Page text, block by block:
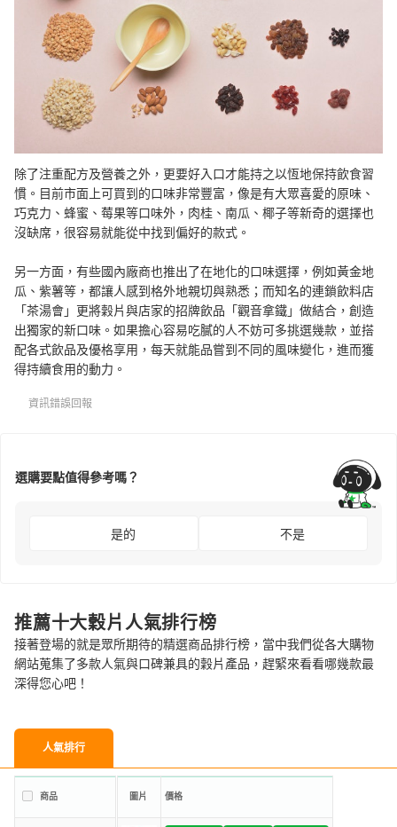
除了注重配方及營養之外，更要好入口才能持之以恆地保持飲食習
慣。目前市面上可買到的口味非常豐富，像是有大眾喜愛的原味、
巧克力、蜂蜜、莓果等口味外，肉桂、南瓜、椰子等新奇的選擇也
沒缺席，很容易就能從中找到偏好的款式。
另一方面，有些國內廠商也推出了在地化的口味選擇，例如黃金地
瓜、紫薯等，都讓人感到格外地親切與熟悉；而知名的連鎖飲料店
「茶湯會」更將穀片與店家的招牌飲品「觀音拿鐵」做結合，創造
出獨家的新口味。如果擔心容易吃膩的人不妨可多挑選幾款，並搭
配各式飲品及優格享用，每天就能品嘗到不同的風味變化，進而獲
得持續食用的動力。
資訊錯誤回報
選購要點值得參考嗎？
是的 不是
推薦十大穀片人氣排行榜
接著登場的就是眾所期待的精選商品排行榜，當中我們從各大購物
網站蒐集了多款人氣與口碑兼具的穀片產品，趕緊來看看哪幾款最
深得您心吧！
人氣排行
商品 圖片 價格